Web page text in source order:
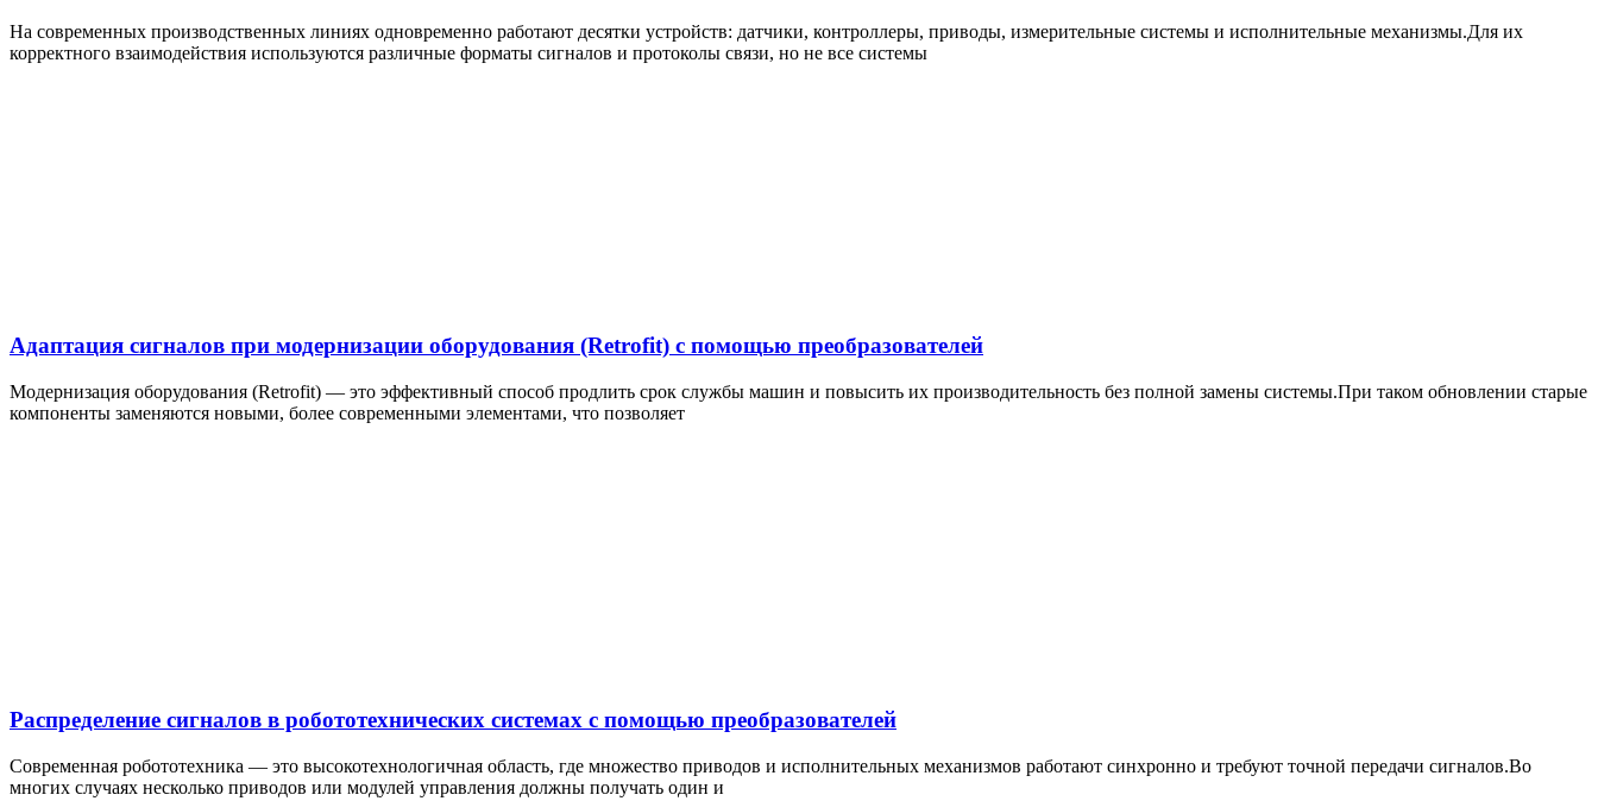
На современных производственных линиях одновременно работают десятки устройств: датчики, контроллеры, приводы, измерительные системы и исполнительные механизмы.Для их
корректного взаимодействия используются различные форматы сигналов и протоколы связи, но не все системы
Адаптация сигналов при модернизации оборудования (Retrofit) с помощью преобразователей
Модернизация оборудования (Retrofit) — это эффективный способ продлить срок службы машин и повысить их производительность без полной замены системы.При таком обновлении старые
компоненты заменяются новыми, более современными элементами, что позволяет
Распределение сигналов в робототехнических системах с помощью преобразователей
Современная робототехника — это высокотехнологичная область, где множество приводов и исполнительных механизмов работают синхронно и требуют точной передачи сигналов.Во
многих случаях несколько приводов или модулей управления должны получать один и